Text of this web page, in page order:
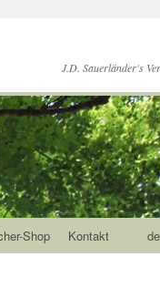
J.D. Sauerländer's
Shop Kontakt de